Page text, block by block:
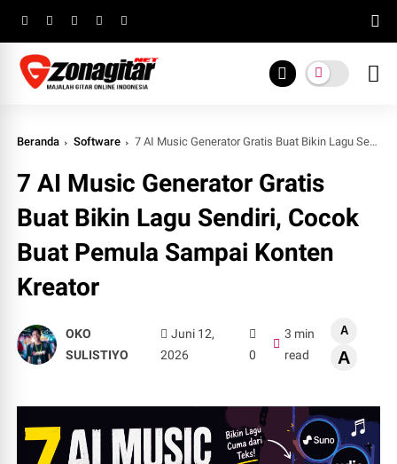
Beranda Software 7 AI Music Generator Gratis Buat Bikin Lagu Sendiri, Cocok Buat Pemula Sampai Konten Kreator
7 AI Music Generator Gratis
Buat Bikin Lagu Sendiri, Cocok
Buat Pemula Sampai Konten
Kreator
OKO
SULISTIYO
Juni 12,
2026
0
3 min
read
A
A